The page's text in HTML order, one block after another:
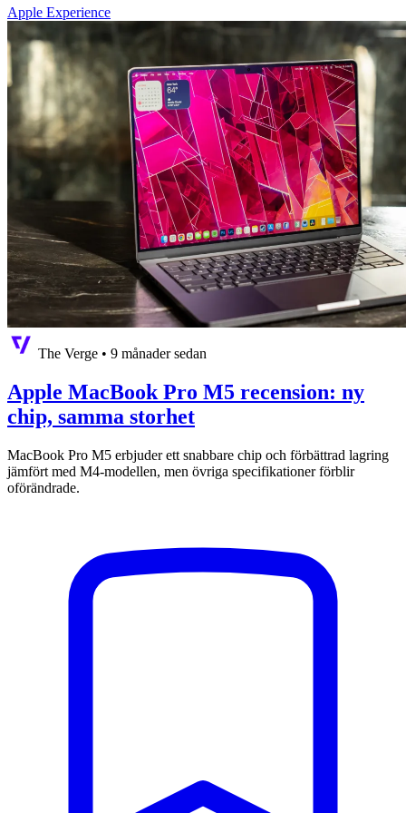
Apple Experience
The Verge • 9 månader sedan
Apple MacBook Pro M5 recension: ny
chip, samma storhet
MacBook Pro M5 erbjuder ett snabbare chip och förbättrad lagring
jämfört med M4-modellen, men övriga specifikationer förblir
oförändrade.